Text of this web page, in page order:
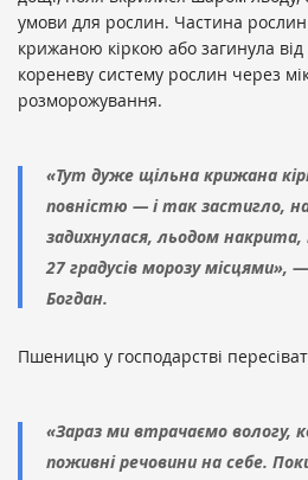
умови для рослин. Частина рослин
крижаною кіркою або загинула
кореневу систему рослин через
розморожування.
«Тут дуже щільна крижана
повністю — і так застигло,
задихнулася, льодом
27 градусів морозу місцями»,
Богдан.
Пшеницю у господарстві
«Зараз ми втрачаємо вологу,
поживні речовини на себе.